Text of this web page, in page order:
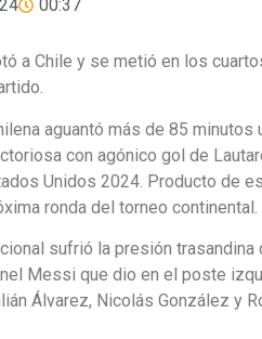
00:37
a Chile y se metió en los
aguantó más de 85
con agónico gol de
Unidos 2024. Producto de
ronda del torneo continental.
sufrió la presión
Messi que dio en el poste
Álvarez, Nicolás González y